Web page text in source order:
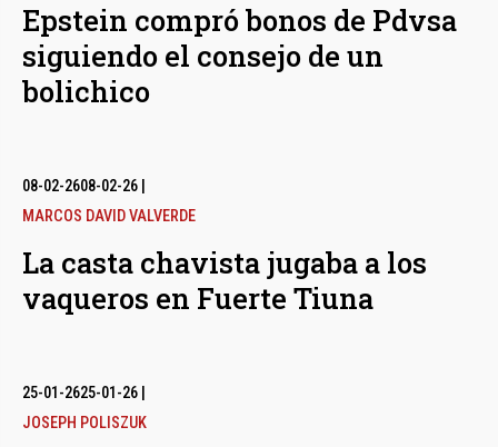
Epstein compró bonos de Pdvsa
siguiendo el consejo de un
bolichico
08-02-2608-02-26
MARCOS DAVID VALVERDE
La casta chavista jugaba a los
vaqueros en Fuerte Tiuna
25-01-2625-01-26
JOSEPH POLISZUK